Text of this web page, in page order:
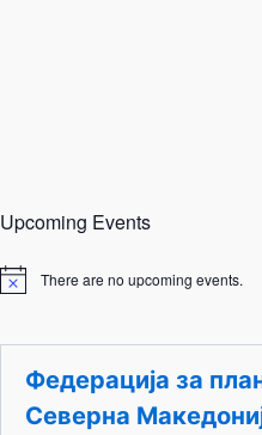
Upcoming Events
N
i
There are no upcoming events.
Федерација за
Северна